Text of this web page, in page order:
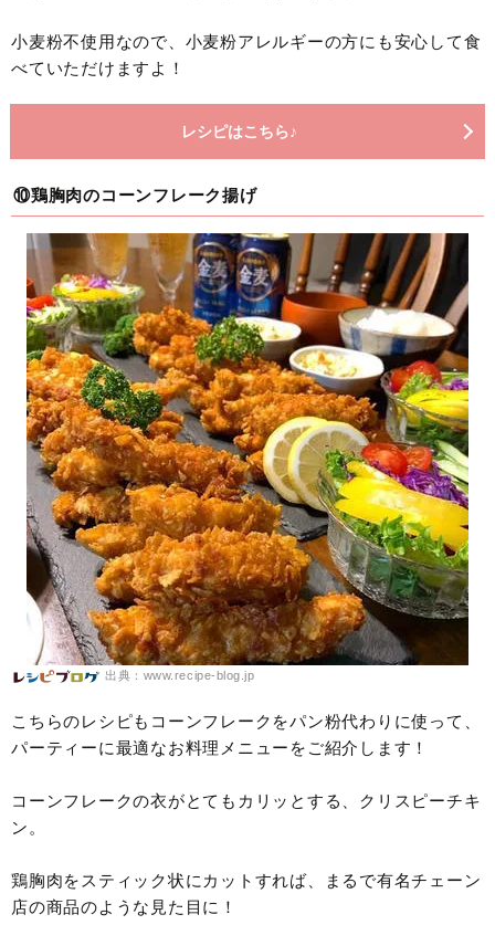
小麦粉不使用なので、小麦粉アレルギーの方にも安心して食
べていただけますよ！
レシピはこちら♪
⑩鶏胸肉のコーンフレーク揚げ
出典：www.recipe-blog.jp
こちらのレシピもコーンフレークをパン粉代わりに使って、
パーティーに最適なお料理メニューをご紹介します！
コーンフレークの衣がとてもカリッとする、クリスピーチキ
ン。
鶏胸肉をスティック状にカットすれば、まるで有名チェーン
店の商品のような見た目に！